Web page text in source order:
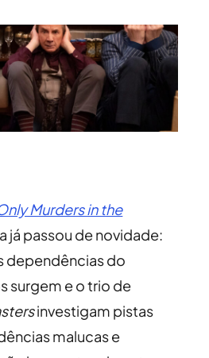
Murders in the
já passou de novidade:
dependências do
surgem e o trio de
investigam pistas
malucas e